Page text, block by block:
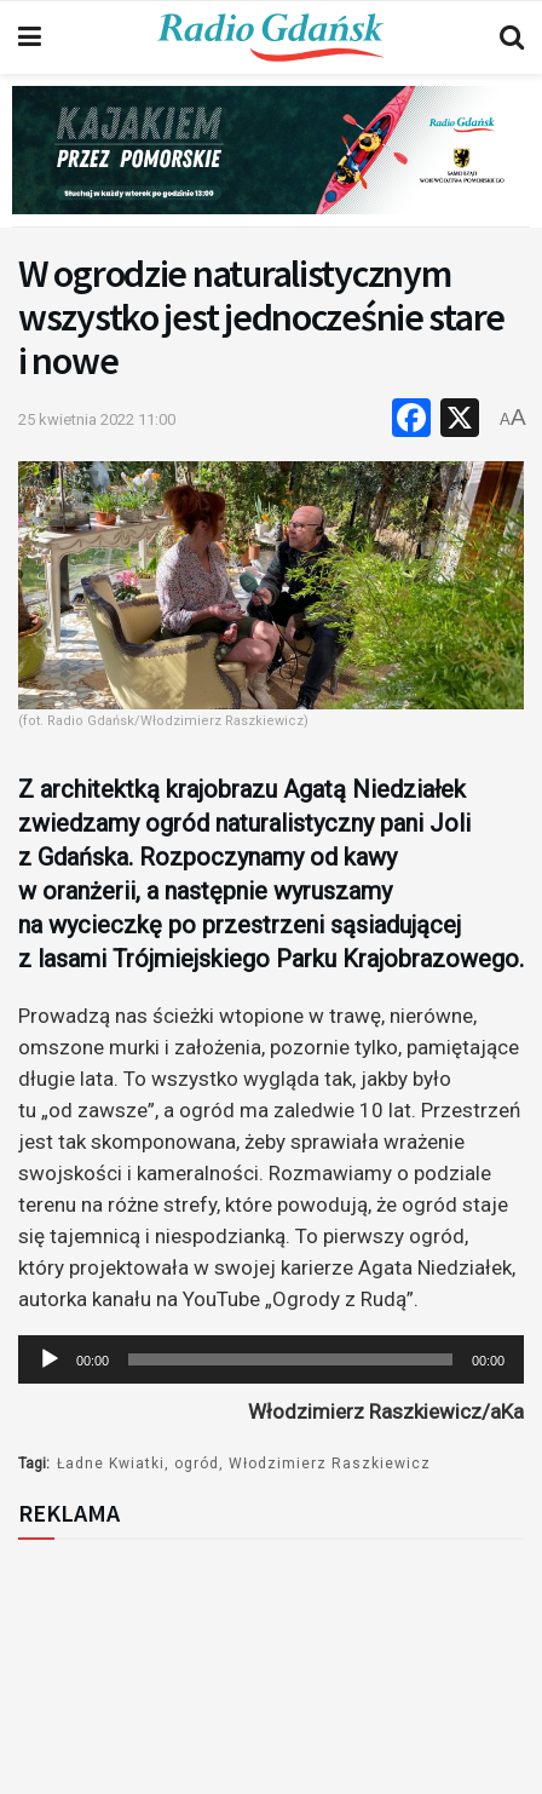
W ogrodzie naturalistycznym
wszystko jest jednocześnie stare
i nowe
25 kwietnia 2022 11:00 X
AA
(fot. Radio Gdańsk/Włodzimierz Raszkiewicz)
Z architektką krajobrazu Agatą Niedziałek
zwiedzamy ogród naturalistyczny pani Joli
z Gdańska. Rozpoczynamy od kawy
w oranżerii, a następnie wyruszamy
na wycieczkę po przestrzeni sąsiadującej
z lasami Trójmiejskiego Parku Krajobrazowego.
Prowadzą nas ścieżki wtopione w trawę, nierówne,
omszone murki i założenia, pozornie tylko, pamiętające
długie lata. To wszystko wygląda tak, jakby było
tu „od zawsze”, a ogród ma zaledwie 10 lat. Przestrzeń
jest tak skomponowana, żeby sprawiała wrażenie
swojskości i kameralności. Rozmawiamy o podziale
terenu na różne strefy, które powodują, że ogród staje
się tajemnicą i niespodzianką. To pierwszy ogród,
który projektowała w swojej karierze Agata Niedziałek,
autorka kanału na YouTube „Ogrody z Rudą”.
Odtwarzacz
plików
00:00 00:00
Włodzimierz Raszkiewicz/aKa
Tagi: Ładne Kwiatki ogród Włodzimierz Raszkiewicz
REKLAMA